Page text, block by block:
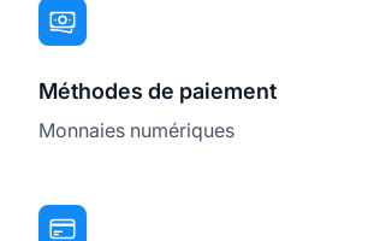
Méthodes de paiement
Monnaies numériques